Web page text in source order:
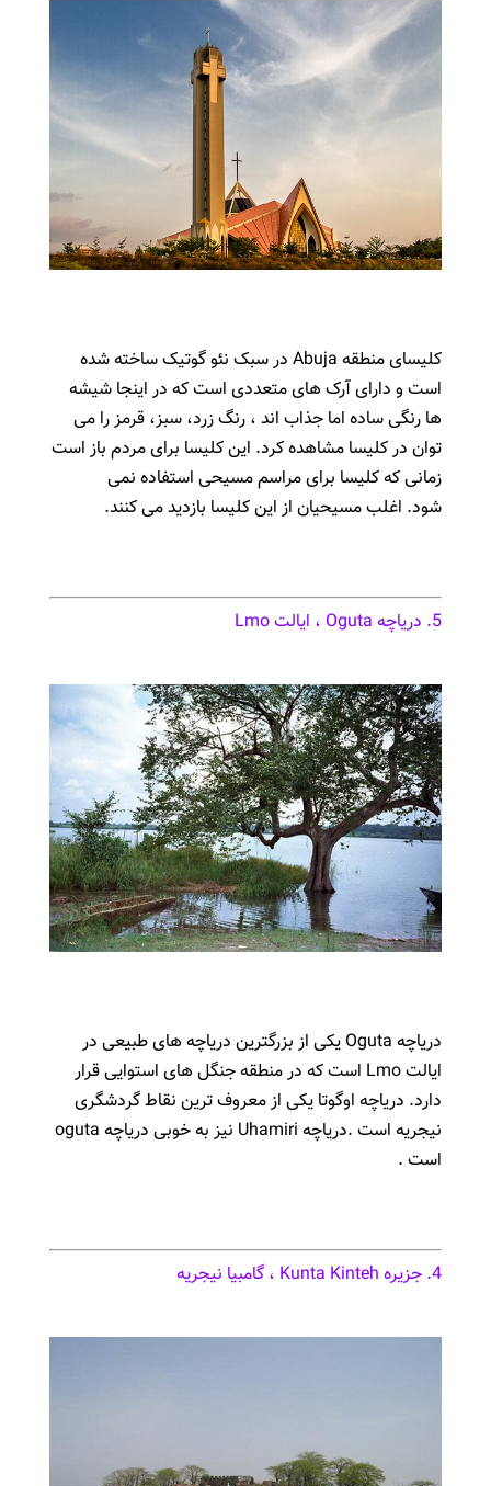
کلیسای منطقه Abuja در سبک نئو گوتیک ساخته شده
است و دارای آرک های متعددی است که در اینجا شیشه
ها رنگی ساده اما جذاب اند ، رنگ زرد، سبز، قرمز را می
توان در کلیسا مشاهده کرد. این کلیسا برای مردم باز است
زمانی که کلیسا برای مراسم مسیحی استفاده نمی
شود. اغلب مسیحیان از این کلیسا بازدید می کنند.
5. دریاچه Oguta ، ایالت Lmo
دریاچه Oguta یکی از بزرگترین دریاچه های طبیعی در
ایالت Lmo است که در منطقه جنگل های استوایی قرار
دارد. دریاچه اوگوتا یکی از معروف ترین نقاط گردشگری
نیجریه است .دریاچه Uhamiri نیز به خوبی دریاچه oguta
است .
4. جزیره Kunta Kinteh ، گامبیا نیجریه